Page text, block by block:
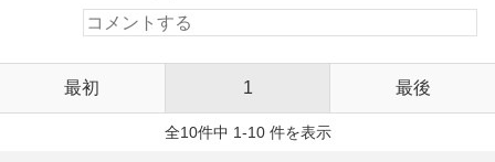
最初 1 最後
全10件中 1-10 件を表示